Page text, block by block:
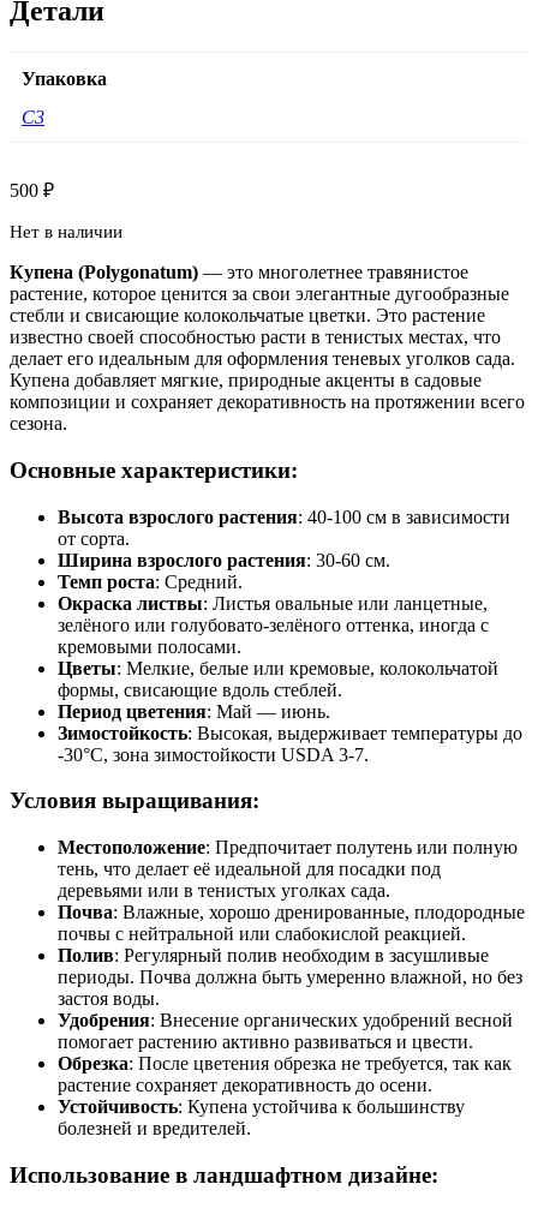
Детали
Упаковка
С3
500 ₽
Нет в наличии
Купена (Polygonatum) — это многолетнее травянистое
растение, которое ценится за свои элегантные дугообразные
стебли и свисающие колокольчатые цветки. Это растение
известно своей способностью расти в тенистых местах, что
делает его идеальным для оформления теневых уголков сада.
Купена добавляет мягкие, природные акценты в садовые
композиции и сохраняет декоративность на протяжении всего
сезона.
Основные характеристики:
Высота взрослого растения: 40-100 см в зависимости
от сорта.
Ширина взрослого растения: 30-60 см.
Темп роста: Средний.
Окраска листвы: Листья овальные или ланцетные,
зелёного или голубовато-зелёного оттенка, иногда с
кремовыми полосами.
Цветы: Мелкие, белые или кремовые, колокольчатой
формы, свисающие вдоль стеблей.
Период цветения: Май — июнь.
Зимостойкость: Высокая, выдерживает температуры до
-30°C, зона зимостойкости USDA 3-7.
Условия выращивания:
Местоположение: Предпочитает полутень или полную
тень, что делает её идеальной для посадки под
деревьями или в тенистых уголках сада.
Почва: Влажные, хорошо дренированные, плодородные
почвы с нейтральной или слабокислой реакцией.
Полив: Регулярный полив необходим в засушливые
периоды. Почва должна быть умеренно влажной, но без
застоя воды.
Удобрения: Внесение органических удобрений весной
помогает растению активно развиваться и цвести.
Обрезка: После цветения обрезка не требуется, так как
растение сохраняет декоративность до осени.
Устойчивость: Купена устойчива к большинству
болезней и вредителей.
Использование в ландшафтном дизайне: